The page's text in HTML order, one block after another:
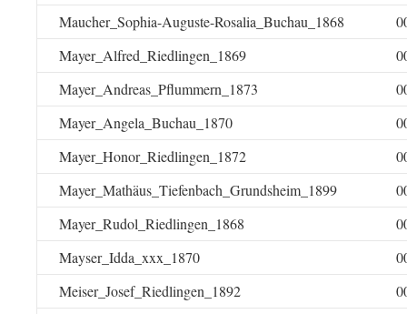
Maucher_Sophia-Auguste-Rosalia_Buchau_1868
Mayer_Alfred_Riedlingen_1869
Mayer_Andreas_Pflummern_1873
Mayer_Angela_Buchau_1870
Mayer_Honor_Riedlingen_1872
Mayer_Mathäus_Tiefenbach_Grundsheim_1899
Mayer_Rudol_Riedlingen_1868
Mayser_Idda_xxx_1870
Meiser_Josef_Riedlingen_1892